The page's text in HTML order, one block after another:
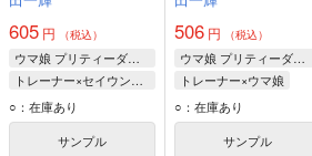
605 円 （税込）
ウマ娘 プリティーダービー
トレーナー×セイウンスカイ
セイウンスカイ
トレーナー
○：在庫あり
サンプル
506 円 （税込）
ウマ娘 プリティーダービー
トレーナー×ウマ娘
シンボリルドルフ
アグネスタキオン
ウオッカ
○：在庫あり
サンプル